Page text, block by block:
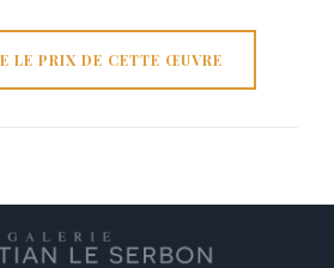
LE PRIX DE CETTE ŒUVRE